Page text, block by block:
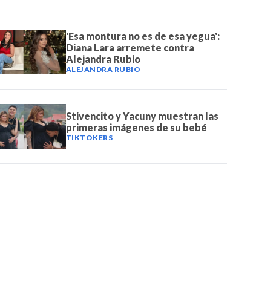
'Esa montura no es de esa yegua':
Diana Lara arremete contra
Alejandra Rubio
ALEJANDRA RUBIO
Stivencito y Yacuny muestran las
primeras imágenes de su bebé
TIKTOKERS